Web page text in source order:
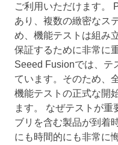
ご利用いただけます。
あり、複数の緻密なス
め、機能テストは組み
保証するために非常に
Seeed Fusionでは、テ
ています。そのため、
機能テストの正式な開
ます。 なぜテストが
ブリを含む製品が到着
にも時間的にも非常に